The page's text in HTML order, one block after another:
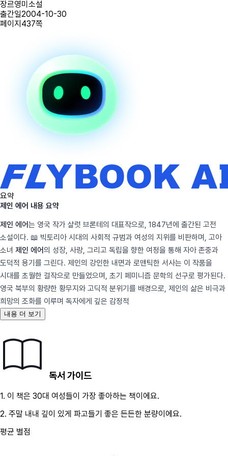
장르영미소설
출간일2004-10-30
페이지 437쪽
요약
제인 에어 내용 요약
제인 에어는 영국 작가 샬럿 브론테의 대표작으로, 1847년에 출간된 고전
소설이다. 📖 빅토리아 시대의 사회적 규범과 여성의 지위를 비판하며, 고아
소녀 제인 에어의 성장, 사랑, 그리고 독립을 향한 여정을 통해 자아 존중과
도덕적 용기를 그린다. 제인의 강인한 내면과 로맨틱한 서사는 이 작품을
시대를 초월한 걸작으로 만들었으며, 초기 페미니즘 문학의 선구로 평가된다.
영국 북부의 황량한 황무지와 고딕적 분위기를 배경으로, 제인의 삶은 비극과
희망의 조화를 이루며 독자에게 깊은 감정적
내용 더 보기
독서 가이드
1. 이 책은 30대 여성들이 가장 좋아하는 책이에요.
2. 주말 내내 깊이 있게 파고들기 좋은 든든한 분량이에요.
평균 별점